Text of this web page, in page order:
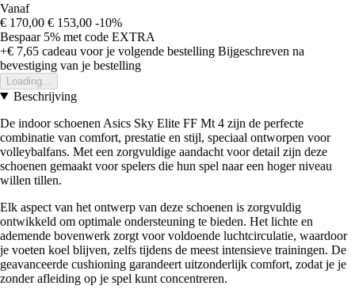
Vanaf
€ 170,00 € 153,00 -10%
Bespaar 5% met code EXTRA
+€ 7,65 cadeau voor je volgende bestelling Bijgeschreven na
bevestiging van je bestelling
Loading...
Beschrijving
De indoor schoenen Asics Sky Elite FF Mt 4 zijn de perfecte
combinatie van comfort, prestatie en stijl, speciaal ontworpen voor
volleybalfans. Met een zorgvuldige aandacht voor detail zijn deze
schoenen gemaakt voor spelers die hun spel naar een hoger niveau
willen tillen.
Elk aspect van het ontwerp van deze schoenen is zorgvuldig
ontwikkeld om optimale ondersteuning te bieden. Het lichte en
ademende bovenwerk zorgt voor voldoende luchtcirculatie, waardoor
je voeten koel blijven, zelfs tijdens de meest intensieve trainingen. De
geavanceerde cushioning garandeert uitzonderlijk comfort, zodat je je
zonder afleiding op je spel kunt concentreren.